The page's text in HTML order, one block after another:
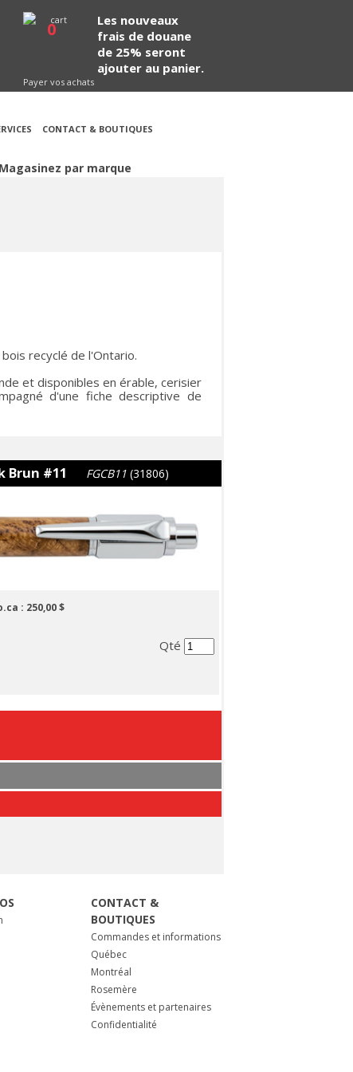
Payer vos achats
0
Les nouveaux
frais de douane
de 25% seront
ajouter au panier.
CONTACT & BOUTIQUES
Magasinez par marque
recyclé de l'Ontario.
et disponibles en érable, cerisier
d'une fiche descriptive de
Brun #11 FGCB11 (31806)
: 250,00 $
Qté
CONTACT &
BOUTIQUES
Commandes et informations
Québec
Montréal
Rosemère
Évènements et partenaires
Confidentialité